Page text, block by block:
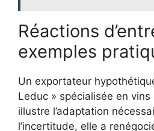
Réactions
exemples
Un exportateur
Leduc » spécialisée en
illustre l’adaptation
l’incertitude, elle a